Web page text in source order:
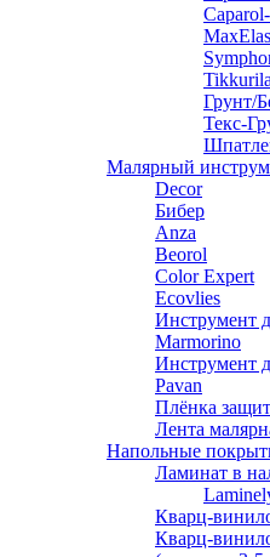
Грунт/
Текс-
Малярный
Decor
Бибер
Anza
Beorol
Color Expert
Ecovlies
Инструмент
Marmorino
Инструмент
Pavan
Плёнка
Лента
Напольные
Ламинат в
Кварц-
Кварц-